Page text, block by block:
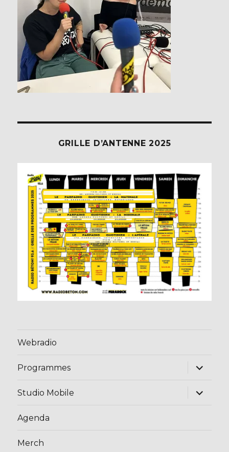
GRILLE D’ANTENNE 2025
Webradio
Programmes
ouvrir
menu
Studio Mobile
ouvrir
Agenda
Merch